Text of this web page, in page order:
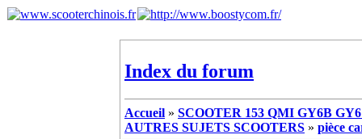
Index du forum
Accueil » SCOOTER 153 QMI GY6B
AUTRES SUJETS SCOOTERS » pièce